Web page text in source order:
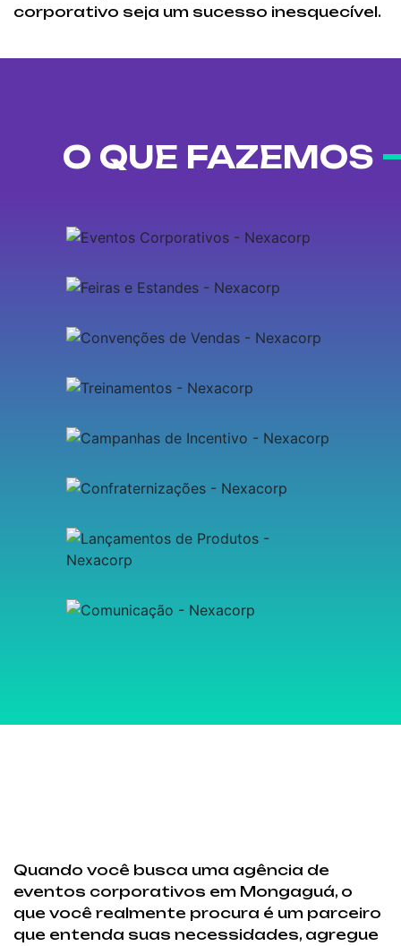
corporativo seja um sucesso inesquecível.
O QUE FAZEMOS
Quando você busca uma agência de
eventos corporativos em Mongaguá, o
que você realmente procura é um parceiro
que entenda suas necessidades, agregue